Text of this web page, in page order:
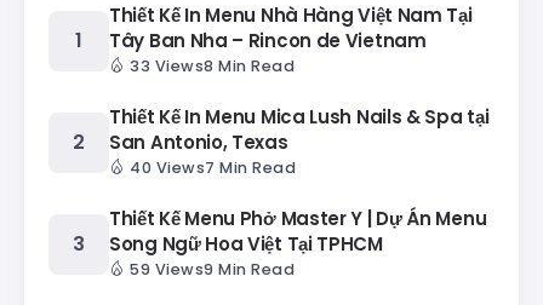
Thiết Kế In Menu Nhà Hàng Việt Nam Tại
Tây Ban Nha – Rincon de Vietnam
33 Views8 Min Read
Thiết Kế In Menu Mica Lush Nails & Spa tại
San Antonio, Texas
40 Views7 Min Read
Thiết Kế Menu Phở Master Y | Dự Án Menu
Song Ngữ Hoa Việt Tại TPHCM
59 Views9 Min Read